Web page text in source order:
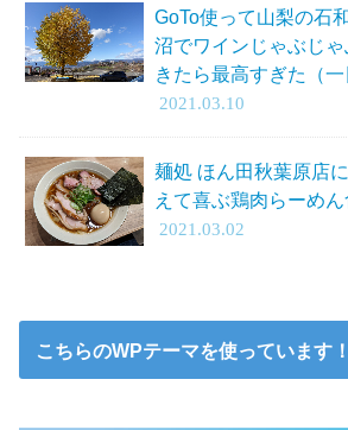
GoTo使って山梨の石
沼でワインじゃぶじ
きたら最高すぎた（一
2021.03.10
麺処 ほん田秋葉原店
えて喜ぶ鶏肉らーめ
2021.03.02
こちらのWPテーマを使っています！